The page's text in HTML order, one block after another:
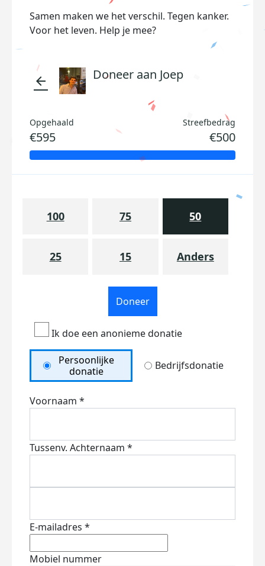
Samen maken we het verschil. Tegen kanker.
Voor het leven. Help je mee?
arrow_back Doneer aan Joep
Opgehaald
€595
Streefbedrag
€500
100 75 50
25 15 Anders
Doneer
Ik doe een anonieme donatie
Persoonlijke
donatie
Bedrijfsdonatie
Voornaam *
Tussenv. Achternaam *
E-mailadres *
Mobiel nummer